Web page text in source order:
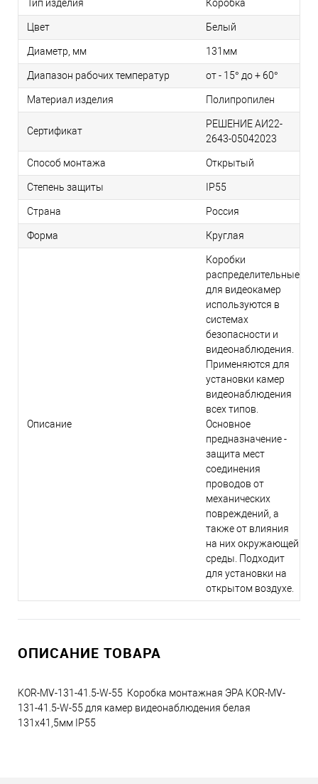
Тип изделия Коробка
Цвет Белый
Диаметр, мм 131мм
Диапазон рабочих температур от - 15° до + 60°
Материал изделия Полипропилен
Сертификат
РЕШЕНИЕ АИ22-
2643-05042023
Способ монтажа Открытый
Степень защиты IP55
Страна Россия
Форма Круглая
Описание
Коробки
распределительные
для видеокамер
используются в
системах
безопасности и
видеонаблюдения.
Применяются для
установки камер
видеонаблюдения
всех типов.
Основное
предназначение -
защита мест
соединения
проводов от
механических
повреждений, а
также от влияния
на них окружающей
среды. Подходит
для установки на
открытом воздухе.
ОПИСАНИЕ ТОВАРА
KOR-MV-131-41.5-W-55 Коробка монтажная ЭРА KOR-MV-
131-41.5-W-55 для камер видеонаблюдения белая
131х41,5мм IP55